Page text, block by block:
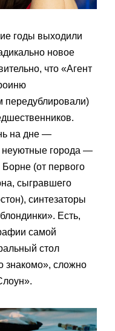
годы выходили
новое
что «Агент
передублировали)
на дне —
неуютные города —
(от первого
сыгравшего
синтезаторы
Есть,
самой
стол
знакомо», сложно